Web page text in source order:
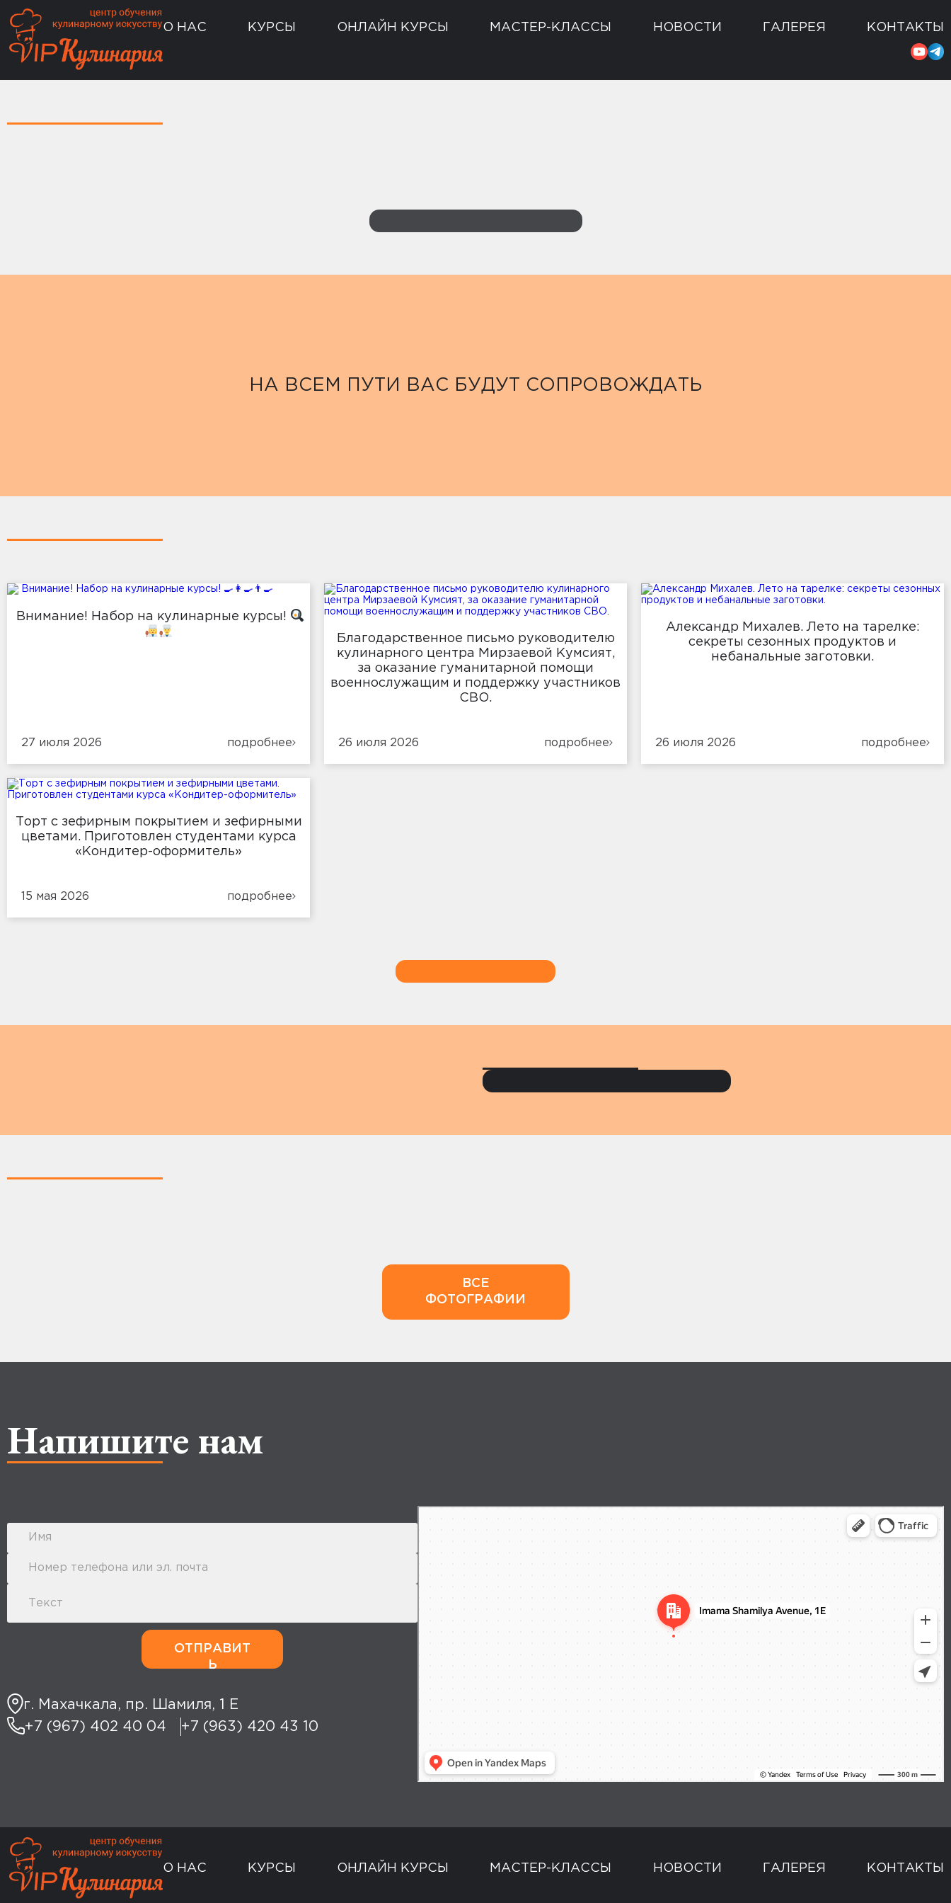
О НАС КУРСЫ ОНЛАЙН КУРСЫ МАСТЕР-КЛАССЫ НОВОСТИ ГАЛЕРЕЯ КОНТАКТЫ
НА ВСЕМ ПУТИ ВАС БУДУТ СОПРОВОЖДАТЬ
Внимание! Набор на кулинарные курсы!
27 июля 2026 подробнее
Благодарственное письмо руководителю
кулинарного центра Мирзаевой Кумсият,
за оказание гуманитарной помощи
военнослужащим и поддержку участников
СВО.
26 июля 2026 подробнее
Александр Михалев. Лето на тарелке:
секреты сезонных продуктов и
небанальные заготовки.
26 июля 2026 подробнее
Торт с зефирным покрытием и зефирными
цветами. Приготовлен студентами курса
«Кондитер-оформитель»
15 мая 2026 подробнее
ВСЕ
ФОТОГРАФИИ
Напишите нам
ОТПРАВИТ
Ь
г. Махачкала, пр. Шамиля, 1 Е
+7 (967) 402 40 04
+7 (963) 420 43 10
О НАС КУРСЫ ОНЛАЙН КУРСЫ МАСТЕР-КЛАССЫ НОВОСТИ ГАЛЕРЕЯ КОНТАКТЫ